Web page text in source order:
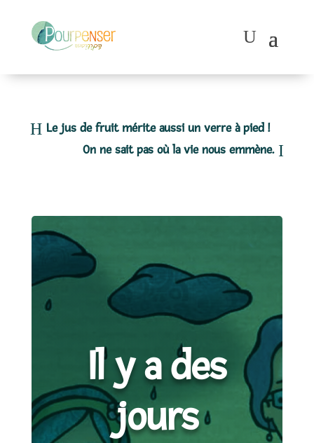
Le jus de fruit mérite aussi un verre à pied !
On ne sait pas où la vie nous emmène.
Il y a des
jours